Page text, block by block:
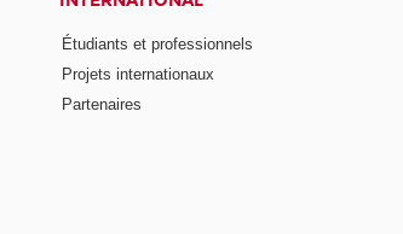
Étudiants et professionnels
Projets internationaux
Partenaires